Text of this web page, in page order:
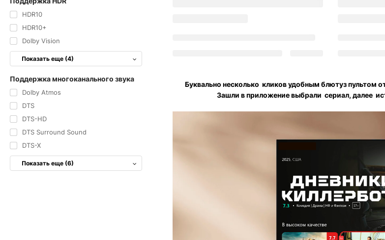
HDR10
HDR10+
Dolby Vision
Показать еще (4)
Поддержка многоканального звука
Dolby Atmos
DTS
DTS-HD
DTS Surround Sound
DTS-X
Показать еще (6)
Буквально несколько кликов удобным блютуз
Зашли в приложение выбрали сериал, далее